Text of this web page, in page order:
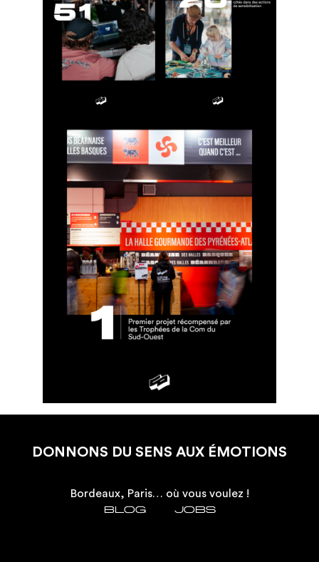
DONNONS DU SENS AUX ÉMOTIONS
Bordeaux, Paris… où vous voulez !
Blog JOBS